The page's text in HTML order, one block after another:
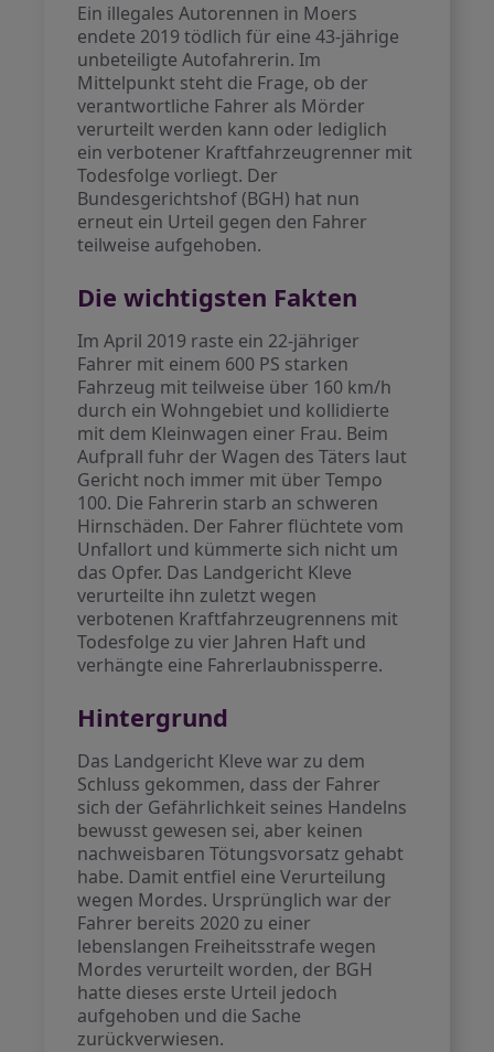
Ein illegales Autorennen in Moers
endete 2019 tödlich für eine 43-jährige
unbeteiligte Autofahrerin. Im
Mittelpunkt steht die Frage, ob der
verantwortliche Fahrer als Mörder
verurteilt werden kann oder lediglich
ein verbotener Kraftfahrzeugrenner mit
Todesfolge vorliegt. Der
Bundesgerichtshof (BGH) hat nun
erneut ein Urteil gegen den Fahrer
teilweise aufgehoben.
Die wichtigsten Fakten
Im April 2019 raste ein 22-jähriger
Fahrer mit einem 600 PS starken
Fahrzeug mit teilweise über 160 km/h
durch ein Wohngebiet und kollidierte
mit dem Kleinwagen einer Frau. Beim
Aufprall fuhr der Wagen des Täters laut
Gericht noch immer mit über Tempo
100. Die Fahrerin starb an schweren
Hirnschäden. Der Fahrer flüchtete vom
Unfallort und kümmerte sich nicht um
das Opfer. Das Landgericht Kleve
verurteilte ihn zuletzt wegen
verbotenen Kraftfahrzeugrennens mit
Todesfolge zu vier Jahren Haft und
verhängte eine Fahrerlaubnissperre.
Hintergrund
Das Landgericht Kleve war zu dem
Schluss gekommen, dass der Fahrer
sich der Gefährlichkeit seines Handelns
bewusst gewesen sei, aber keinen
nachweisbaren Tötungsvorsatz gehabt
habe. Damit entfiel eine Verurteilung
wegen Mordes. Ursprünglich war der
Fahrer bereits 2020 zu einer
lebenslangen Freiheitsstrafe wegen
Mordes verurteilt worden, der BGH
hatte dieses erste Urteil jedoch
aufgehoben und die Sache
zurückverwiesen.